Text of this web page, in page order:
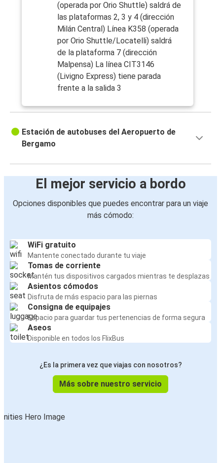
(operada por Orio Shuttle) saldrá de
las plataformas 2, 3 y 4 (dirección
Milán Central) Línea K358 (operada
por Orio Shuttle/Locatelli) saldrá
de la plataforma 7 (dirección
Malpensa) La línea CIT3146
(Livigno Express) tiene parada
frente a la salida 3
Estación de autobuses del Aeropuerto de
Bergamo
El mejor servicio a bordo
Opciones disponibles que puedes encontrar para un viaje
más cómodo:
WiFi gratuito
Mantente conectado durante tu viaje
Tomas de corriente
Mantén tus dispositivos cargados mientras te desplazas
Asientos cómodos
Disfruta de más espacio para las piernas
Consigna de equipajes
Espacio para guardar tus pertenencias de forma segura
Aseos
Disponible en todos los FlixBus
¿Es la primera vez que viajas con nosotros?
Más sobre nuestro servicio